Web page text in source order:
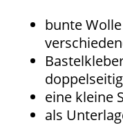
bunte
eine kleine
als